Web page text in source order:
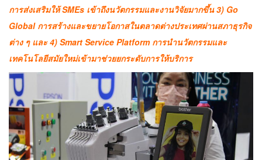
การส่งเสริมให้ SMEs เข้าถึงนวัตกรรมและงานวิจัยมากขึ้น 3) Go
Global การสร้างและขยายโอกาสในตลาดต่างประเทศผ่านสภาธุรกิจ
ต่าง ๆ และ 4) Smart Service Platform การนำนวัตกรรมและ
เทคโนโลยีสมัยใหม่เข้ามาช่วยยกระดับการให้บริการ